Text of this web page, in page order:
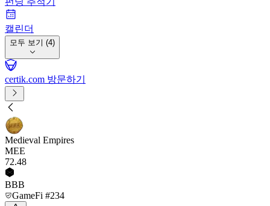
캘린더
모두 보기 (4)
certik.com 방문하기
Medieval Empires
MEE
72.48
BBB
GameFi #234